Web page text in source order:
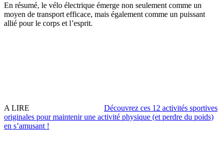
En résumé, le vélo électrique émerge non seulement comme un
moyen de transport efficace, mais également comme un puissant
allié pour le corps et l’esprit.
A LIRE
Découvrez ces 12 activités sportives
originales pour maintenir une activité physique (et perdre du poids)
en sʼamusant !